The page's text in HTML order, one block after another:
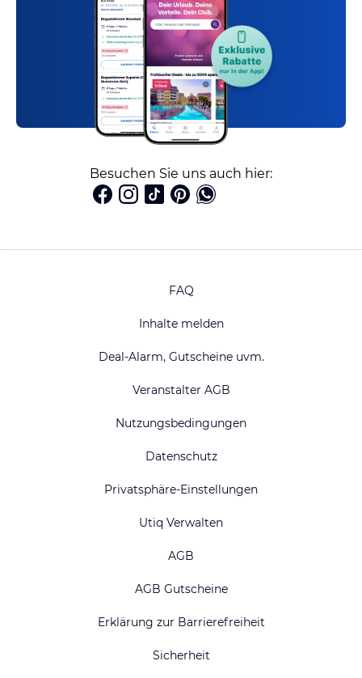
Besuchen Sie uns auch hier:
FAQ
Inhalte melden
Deal-Alarm, Gutscheine uvm.
Veranstalter AGB
Nutzungsbedingungen
Datenschutz
Privatsphäre-Einstellungen
Utiq Verwalten
AGB
AGB Gutscheine
Erklärung zur Barrierefreiheit
Sicherheit